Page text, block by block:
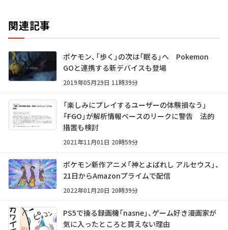
関連記事
ポケモン、「歩く」の次は「眠る」へ Pokemon
GOと連携する新デバイスも登場
2019年05月29日 11時39分
「楽しみにプレイするユーザーの体験損なう」
――「FGO」が解析情報ベースのリークに警告 法的
措置も検討
2021年11月01日 20時59分
ポケモン新作アニメ「神とよばれし アルセウス」、
21日からAmazonプライムで配信
2022年01月20日 20時39分
PS5で操る録画機「nasne」、ゲーム好き漫画家が
気に入ったところと買えない理由